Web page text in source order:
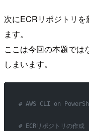
次にECRリポジトリ
ます。
ここは今回の本題では
しまいます。
# AWS CLI on
# ECRリポジトリの作成